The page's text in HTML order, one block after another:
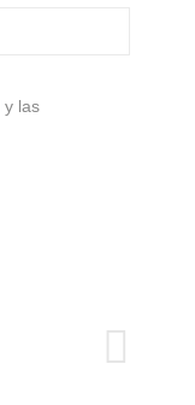
y las